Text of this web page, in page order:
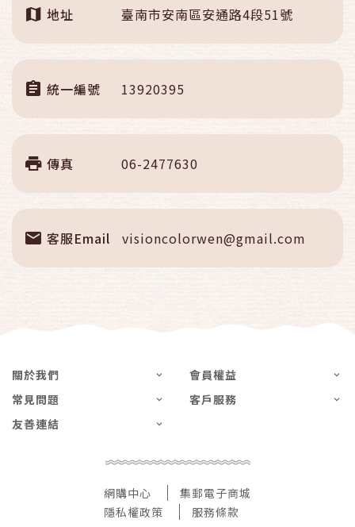
地址 臺南市安南區安通路4段51號
統一編號 13920395
傳真 06-2477630
客服Email visioncolorwen@gmail.com
關於我們
會員權益
常見問題
客戶服務
友善連結
網購中心
集郵電子商城
隱私權政策
服務條款